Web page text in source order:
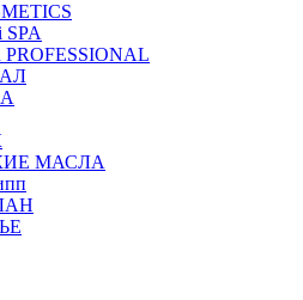
SPA
МАСЛА